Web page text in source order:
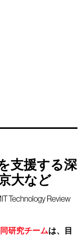
支援する深
大など
Technology Review
研究チームは、目